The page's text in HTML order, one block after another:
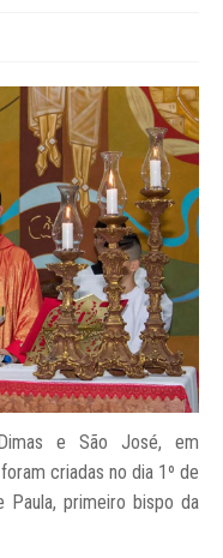
e São José, em
criadas no dia 1º de
primeiro bispo da